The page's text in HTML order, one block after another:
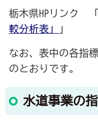
栃木県HPリンク 「
較分析表」
」
なお、表中の各指
のとおりです。
水道事業の